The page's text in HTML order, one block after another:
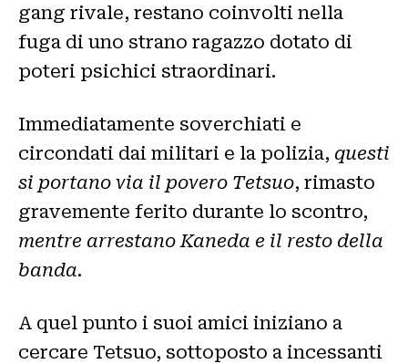
gang rivale, restano coinvolti nella
fuga di uno strano ragazzo dotato di
poteri psichici straordinari.
Immediatamente soverchiati e
circondati dai militari e la polizia, questi
si portano via il povero Tetsuo, rimasto
gravemente ferito durante lo scontro,
mentre arrestano Kaneda e il resto della
banda.
A quel punto i suoi amici iniziano a
cercare Tetsuo, sottoposto a incessanti